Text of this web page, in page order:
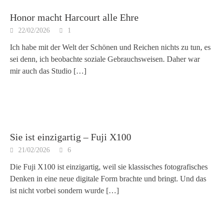
Honor macht Harcourt alle Ehre
22/02/2026 1
Ich habe mit der Welt der Schönen und Reichen nichts zu tun, es
sei denn, ich beobachte soziale Gebrauchsweisen. Daher war
mir auch das Studio […]
Sie ist einzigartig – Fuji X100
21/02/2026 6
Die Fuji X100 ist einzigartig, weil sie klassisches fotografisches
Denken in eine neue digitale Form brachte und bringt. Und das
ist nicht vorbei sondern wurde […]